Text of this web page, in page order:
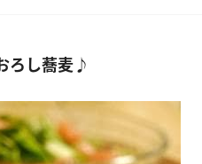
ろし蕎麦♪